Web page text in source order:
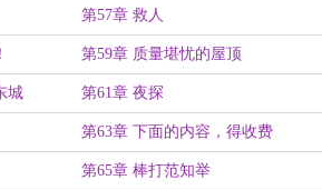
第57章 救人
第59章 质量堪忧的屋顶
城 第61章 夜探
第63章 下面的内容，得收费
第65章 棒打范知举